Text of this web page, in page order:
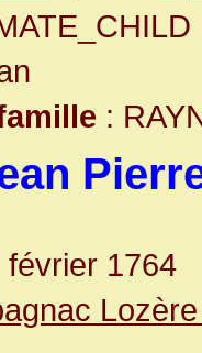
:
février 1764